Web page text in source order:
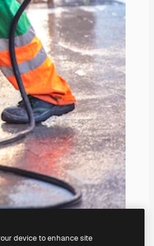
device to enhance site